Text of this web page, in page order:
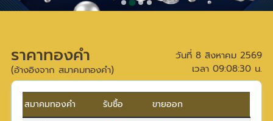
ราคาทองคำ
(อ้างอิงจาก สมาคมทองคำ)
วันที่ 8 สิงหาคม 2569
เวลา 09:08:30น.
สมาคมทองคำ รับซื้อ ขายออก